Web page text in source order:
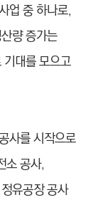
업 중 하나로,
량 증가는
대를 모으고
사를 시작으로
소 공사,
유공장 공사